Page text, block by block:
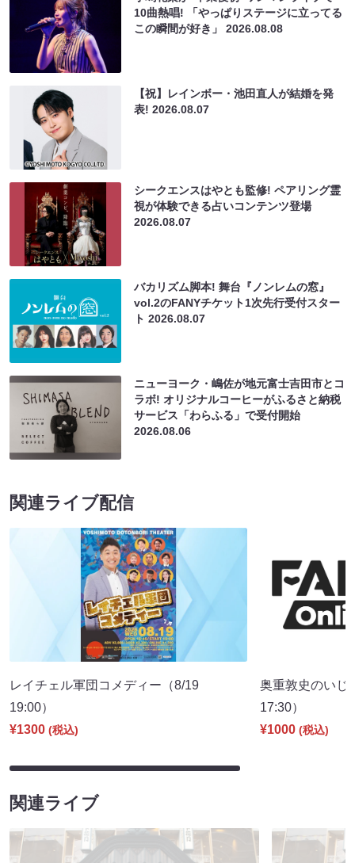
10曲熱唱! 「やっぱりステージに立ってる
この瞬間が好き」2026.08.08
【祝】レインボー・池田直人が結婚を発
表!2026.08.07
シークエンスはやとも監修! ペアリング霊
視が体験できる占いコンテンツ登場
2026.08.07
バカリズム脚本! 舞台『ノンレムの窓』
vol.2のFANYチケット1次先行受付スター
ト2026.08.07
ニューヨーク・嶋佐が地元富士吉田市とコ
ラボ! オリジナルコーヒーがふるさと納税
サービス「わらふる」で受付開始
2026.08.06
関連ライブ配信
レイチェル軍団コメディー（8/19
19:00）
¥1300 (税込)
奥重敦史のい
17:30）
¥1000 (税込)
関連ライブ